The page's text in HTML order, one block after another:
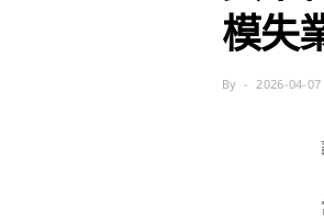
模失
By 2026-04-07